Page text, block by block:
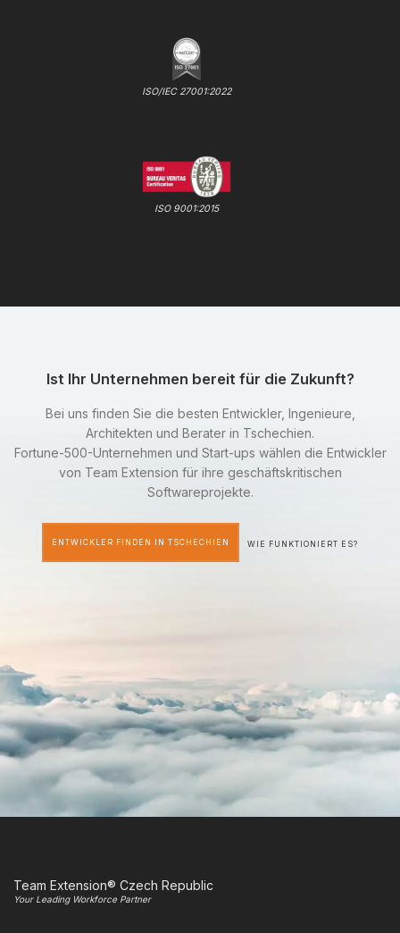
ISO/IEC 27001:2022
ISO 9001:2015
Ist Ihr Unternehmen bereit für die Zukunft?
Bei uns finden Sie die besten Entwickler, Ingenieure,
Architekten und Berater in Tschechien.
Fortune-500-Unternehmen und Start-ups wählen die Entwickler
von Team Extension für ihre geschäftskritischen
Softwareprojekte.
ENTWICKLER FINDEN IN TSCHECHIEN WIE FUNKTIONIERT ES?
Team Extension® Czech Republic
Your Leading Workforce Partner